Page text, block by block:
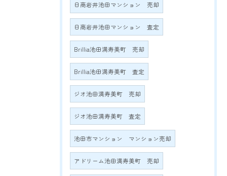
日商岩井池田マンション 売却
日商岩井池田マンション 査定
Brillia池田満寿美町 売却
Brillia池田満寿美町 査定
ジオ池田満寿美町 売却
ジオ池田満寿美町 査定
池田市マンション マンション売却
アドリーム池田満寿美町 売却